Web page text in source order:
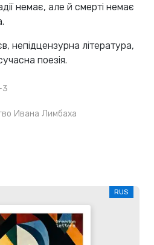
немає, але й смерті немає
непідцензурна література,
поезія.
3
Ивана Лимбаха
RUS